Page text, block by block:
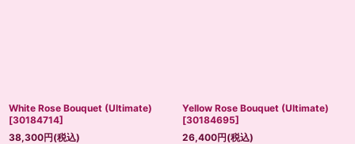
White Rose Bouquet (Ultimate)
[30184714]
38,300円(税込)
Yellow Rose Bouquet (Ultimate)
[30184695]
26,400円(税込)